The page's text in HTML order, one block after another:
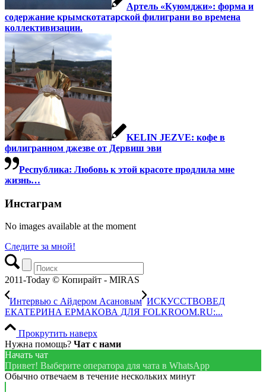
Артель «Куюмджи»: форма и
содержание крымскотатарской филиграни во времена
коллективизации.
KELIN JEZVE: кофе в
филигранном джезве от Дервиш эви
Республика: Любовь к этой красоте продлила мне
жизнь…
Инстаграм
No images available at the moment
Следите за мной!
2011-Today © Копирайт - MIRAS
Интервью с Айдером Асановым ИСКУССТВОВЕД
ЕКАТЕРИНА ЕРМАКОВА ДЛЯ FOLKROOM.RU:...
Прокрутить наверх
Нужна помощь? Чат с нами
Начать чат
Привет! Выберите оператора для чата в WhatsApp
Обычно отвечаем в течение нескольких минут